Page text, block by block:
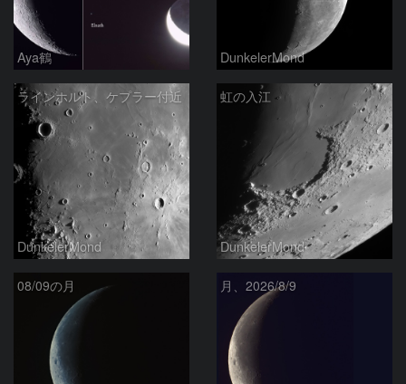
Aya鶴 DunkelerMond
ラインホルト、ケプラー付近
DunkelerMond
虹の入江
DunkelerMond
08/09の月 月、2026/8/9